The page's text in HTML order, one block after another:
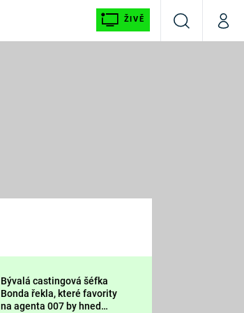
ŽIVĚ
VyhledáváníMůj
Prima LAJK
Sledujte nás
Bývalá castingová šéfka
Bonda řekla, které favority
na agenta 007 by hned